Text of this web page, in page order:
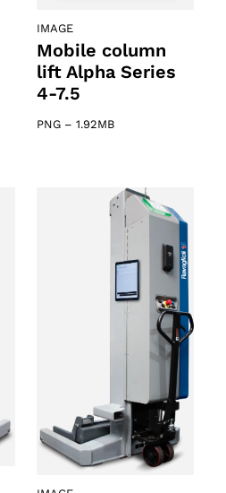
IMAGE
Mobile column
lift Alpha Series
4-7.5
PNG – 1.92MB